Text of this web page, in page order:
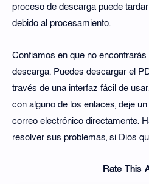
proceso de descarga puede
debido al procesamiento.
Confiamos en que no
descarga. Puedes descargar el
través de una interfaz fácil de
con alguno de los enlaces, deje
correo electrónico directamente.
resolver sus problemas, si Dios
Rate This